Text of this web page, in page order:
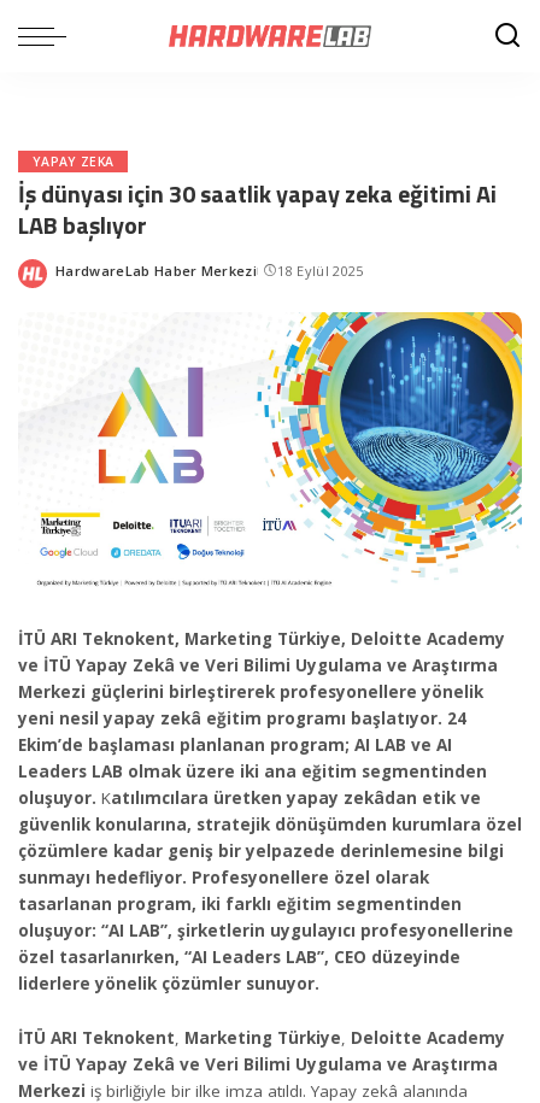
YAPAY ZEKA
İş dünyası için 30 saatlik yapay zeka eğitimi Ai
LAB başlıyor
Posted
HardwareLab Haber Merkezi 18 Eylül 2025
İTÜ ARI Teknokent, Marketing Türkiye, Deloitte Academy
ve İTÜ Yapay Zekâ ve Veri Bilimi Uygulama ve Araştırma
Merkezi güçlerini birleştirerek profesyonellere yönelik
yeni nesil yapay zekâ eğitim programı başlatıyor. 24
Ekim’de başlaması planlanan program; AI LAB ve AI
Leaders LAB olmak üzere iki ana eğitim segmentinden
oluşuyor. Katılımcılara üretken yapay zekâdan etik ve
güvenlik konularına, stratejik dönüşümden kurumlara özel
çözümlere kadar geniş bir yelpazede derinlemesine bilgi
sunmayı hedefliyor. Profesyonellere özel olarak
tasarlanan program, iki farklı eğitim segmentinden
oluşuyor: “AI LAB”, şirketlerin uygulayıcı profesyonellerine
özel tasarlanırken, “AI Leaders LAB”, CEO düzeyinde
liderlere yönelik çözümler sunuyor.
İTÜ ARI Teknokent, Marketing Türkiye, Deloitte Academy
ve İTÜ Yapay Zekâ ve Veri Bilimi Uygulama ve Araştırma
Merkezi iş birliğiyle bir ilke imza atıldı. Yapay zekâ alanında